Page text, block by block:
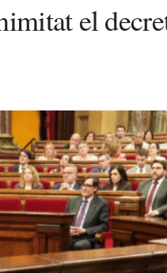
el